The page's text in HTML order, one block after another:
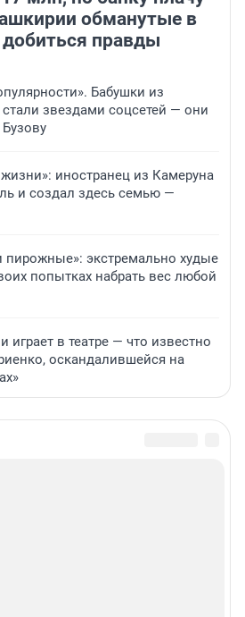
обманутые в
правды
Бабушки из
стали звездами соцсетей — они
иностранец из Камеруна
и создал здесь семью —
пирожные»: экстремально худые
попытках набрать вес любой
играет в театре — что известно
оскандалившейся на